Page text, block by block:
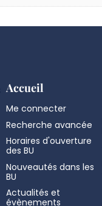
Accueil
Me connecter
Recherche avancée
Horaires d'ouverture
des BU
Nouveautés dans les
BU
Actualités et
évènements